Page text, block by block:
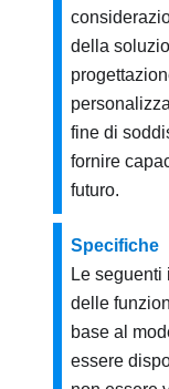
della
fine di
fornire
futuro.
Specifiche
Le seguenti
delle
base al
essere